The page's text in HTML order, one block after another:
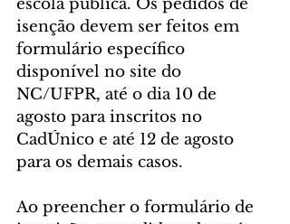
escola pública. Os pedidos de
isenção devem ser feitos em
formulário específico
disponível no site do
NC/UFPR, até o dia 10 de
agosto para inscritos no
CadÚnico e até 12 de agosto
para os demais casos.
Ao preencher o formulário de